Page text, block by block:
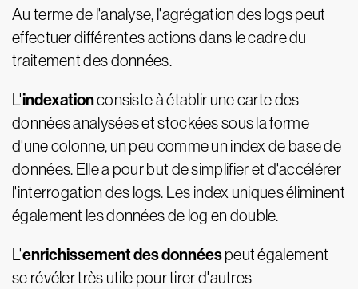
Au terme de l'analyse, l'agrégation des logs peut
effectuer différentes actions dans le cadre du
traitement des données.
L'indexationconsiste à établir une carte des
données analysées et stockées sous la forme
d'une colonne, un peu comme un index de base de
données. Elle a pour but de simplifier et d'accélérer
l'interrogation des logs. Les index uniques éliminent
également les données de log en double.
L'enrichissement des donnéespeut également
se révéler très utile pour tirer d'autres